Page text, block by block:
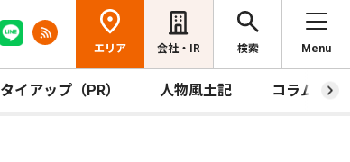
エリア 会社・IR 検索 Menu
タイアップ（PR） 人物風土記 コラム